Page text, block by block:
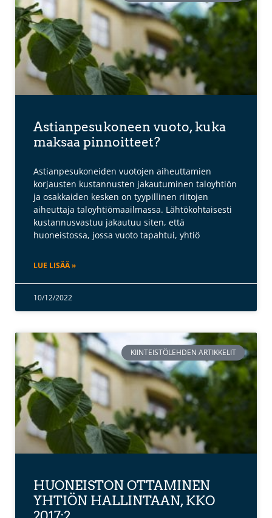
Astianpesukoneen vuoto, kuka
maksaa pinnoitteet?
Astianpesukoneiden vuotojen aiheuttamien
korjausten kustannusten jakautuminen taloyhtiön
ja osakkaiden kesken on tyypillinen riitojen
aiheuttaja taloyhtiömaailmassa. Lähtökohtaisesti
kustannusvastuu jakautuu siten, että
huoneistossa, jossa vuoto tapahtui, yhtiö
LUE LISÄÄ »
10/12/2022
KIINTEISTÖLEHDEN ARTIKKELIT
HUONEISTON OTTAMINEN
YHTIÖN HALLINTAAN, KKO